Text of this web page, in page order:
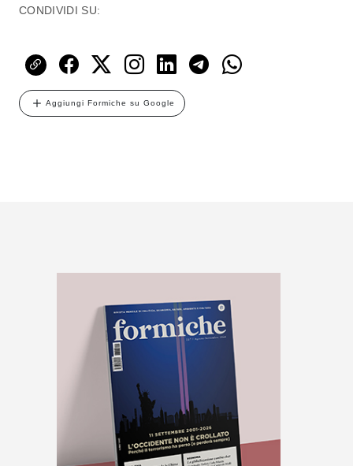
CONDIVIDI SU:
Aggiungi Formiche su Google